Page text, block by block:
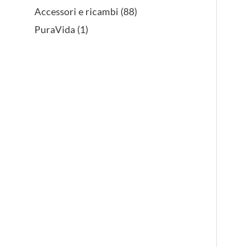
Accessori e ricambi (88)
PuraVida (1)